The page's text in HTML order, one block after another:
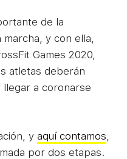
de la
y con ella,
Games 2020,
atletas deberán
a coronarse
y aquí contamos
por dos etapas.